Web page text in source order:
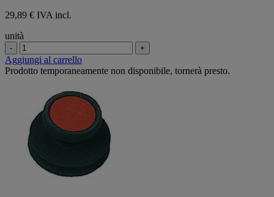
29,89 € IVA incl.
unità
- +
Aggiungi al carrello
Prodotto temporaneamente non disponibile, tornerà presto.